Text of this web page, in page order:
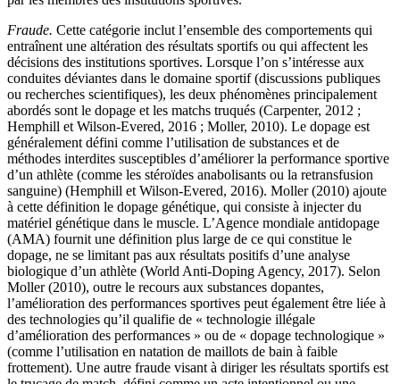
Fraude. Cette catégorie inclut l’ensemble des comportements qui
entraînent une altération des résultats sportifs ou qui affectent les
décisions des institutions sportives. Lorsque l’on s’intéresse aux
conduites déviantes dans le domaine sportif (discussions publiques
ou recherches scientifiques), les deux phénomènes principalement
abordés sont le dopage et les matchs truqués (Carpenter, 2012 ;
Hemphill et Wilson-Evered, 2016 ; Moller, 2010). Le dopage est
généralement défini comme l’utilisation de substances et de
méthodes interdites susceptibles d’améliorer la performance sportive
d’un athlète (comme les stéroïdes anabolisants ou la retransfusion
sanguine) (Hemphill et Wilson-Evered, 2016). Moller (2010) ajoute
à cette définition le dopage génétique, qui consiste à injecter du
matériel génétique dans le muscle. L’Agence mondiale antidopage
(AMA) fournit une définition plus large de ce qui constitue le
dopage, ne se limitant pas aux résultats positifs d’une analyse
biologique d’un athlète (World Anti-Doping Agency, 2017). Selon
Moller (2010), outre le recours aux substances dopantes,
l’amélioration des performances sportives peut également être liée à
des technologies qu’il qualifie de « technologie illégale
d’amélioration des performances » ou de « dopage technologique »
(comme l’utilisation en natation de maillots de bain à faible
frottement). Une autre fraude visant à diriger les résultats sportifs est